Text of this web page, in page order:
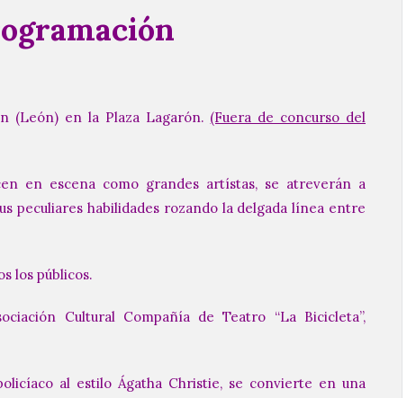
(León) en la Plaza Lagarón. (Fuera de concurso del
en escena como grandes artístas, se atreverán a
peculiares habilidades rozando la delgada línea entre
los públicos.
Cultural Compañía de Teatro “La Bicicleta”,
al estilo Ágatha Christie, se convierte en una